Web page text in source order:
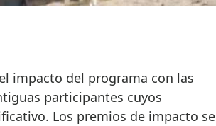
impacto del programa con las
participantes cuyos
Los premios de impacto se